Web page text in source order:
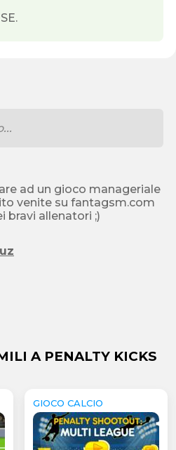
ad un gioco manageriale
venite su fantagsm.com
bravi allenatori ;)
A PENALTY KICKS
GIOCO CALCIO